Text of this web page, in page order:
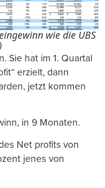
wie die UBS
)
Sie hat im 1. Quartal
erzielt, dann
jetzt kommen
in 9 Monaten.
Net profits von
jenes von